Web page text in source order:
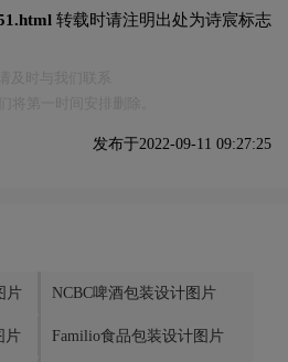
转载时请注明出处为诗宸标志
发布于2022-09-11 09:27:25
片 NCBC啤酒包装设计图片
片 Familio食品包装设计图片